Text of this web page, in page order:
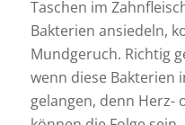
Taschen im
Bakterien ansiedeln,
Mundgeruch. Richtig
wenn diese Bakterien
gelangen, denn